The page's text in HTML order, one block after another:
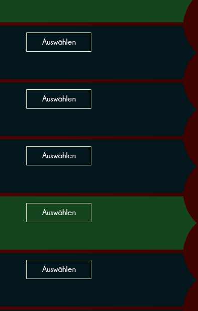
Auswählen
Auswählen
Auswählen
Auswählen
Auswählen